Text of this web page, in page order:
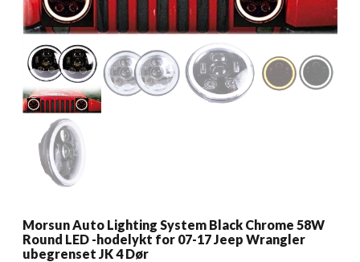
Morsun Auto Lighting System Black Chrome 58W
Round LED -hodelykt for 07-17 Jeep Wrangler
ubegrenset JK 4 Dør